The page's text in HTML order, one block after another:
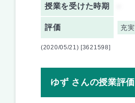
授業を受けた時期
評価 充実
(2020/05/21) [3621598]
ゆず さんの授業評価